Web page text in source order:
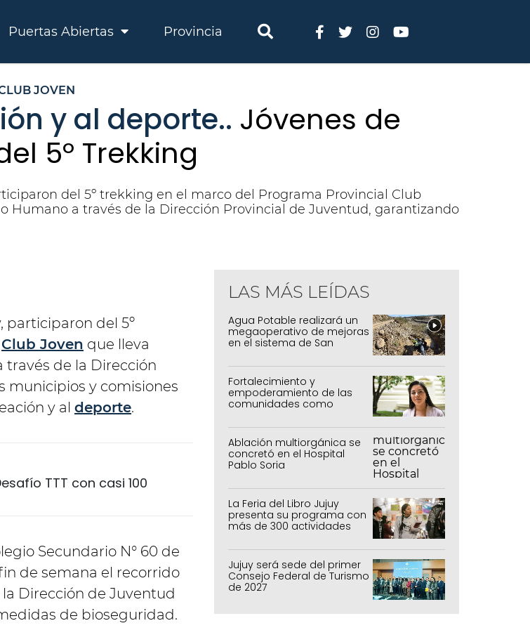
Puertas Abiertas Provincia
JOVEN
y al deporte.. Jóvenes de
5º Trekking
del 5º trekking en el marco del Programa Provincial Club
Humano a través de la Dirección Provincial de Juventud, garantizando
participaron del 5º
Club Joven que lleva
través de la Dirección
municipios y comisiones
y al deporte.
TTT con casi 100
Secundario N° 60 de
de semana el recorrido
Dirección de Juventud
de bioseguridad.
LAS MÁS LEÍDAS
Agua Potable realizará un
megaoperativo de mejoras
en el sistema de San
Fortalecimiento y
empoderamiento de las
comunidades como
Ablación multiorgánica se
concretó en el Hospital
Pablo Soria
La Feria del Libro Jujuy
presenta su programa con
más de 300 actividades
Jujuy será sede del primer
Consejo Federal de Turismo
de 2027